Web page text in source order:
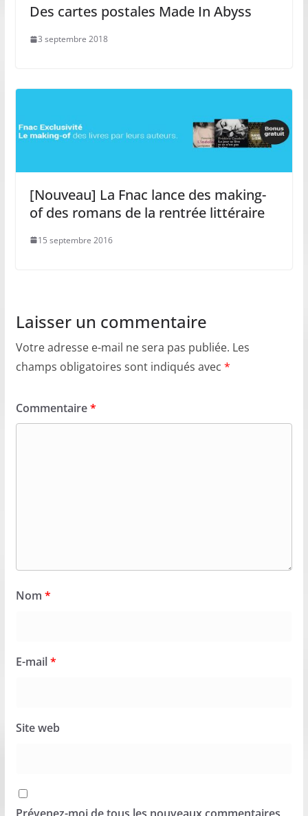
Des cartes postales Made In Abyss
3 septembre 2018
[Nouveau] La Fnac lance des making-
of des romans de la rentrée littéraire
15 septembre 2016
Laisser un commentaire
Votre adresse e-mail ne sera pas publiée. Les
champs obligatoires sont indiqués avec *
Commentaire*
Nom *
E-mail*
Site web